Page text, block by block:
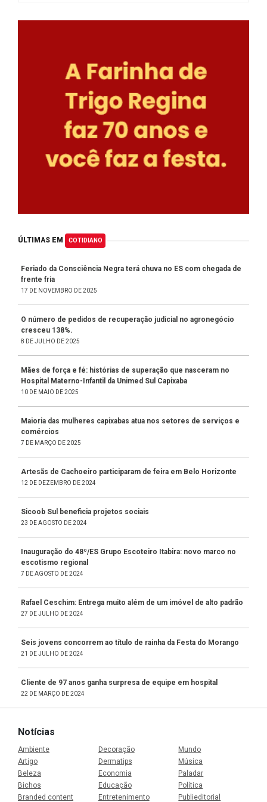
ÚLTIMAS EM COTIDIANO
Feriado da Consciência Negra terá chuva no ES com chegada de
frente fria
17 DE NOVEMBRO DE 2025
O número de pedidos de recuperação judicial no agronegócio
cresceu 138%.
8 DE JULHO DE 2025
Mães de força e fé: histórias de superação que nasceram no
Hospital Materno-Infantil da Unimed Sul Capixaba
10 DE MAIO DE 2025
Maioria das mulheres capixabas atua nos setores de serviços e
comércios
7 DE MARÇO DE 2025
Artesãs de Cachoeiro participaram de feira em Belo Horizonte
12 DE DEZEMBRO DE 2024
Sicoob Sul beneficia projetos sociais
23 DE AGOSTO DE 2024
Inauguração do 48º/ES Grupo Escoteiro Itabira: novo marco no
escotismo regional
7 DE AGOSTO DE 2024
Rafael Ceschim: Entrega muito além de um imóvel de alto padrão
27 DE JULHO DE 2024
Seis jovens concorrem ao título de rainha da Festa do Morango
21 DE JULHO DE 2024
Cliente de 97 anos ganha surpresa de equipe em hospital
22 DE MARÇO DE 2024
Notícias
Ambiente
Artigo
Beleza
Bichos
Branded content
Decoração
Dermatips
Economia
Educação
Entretenimento
Mundo
Música
Paladar
Política
Publieditorial